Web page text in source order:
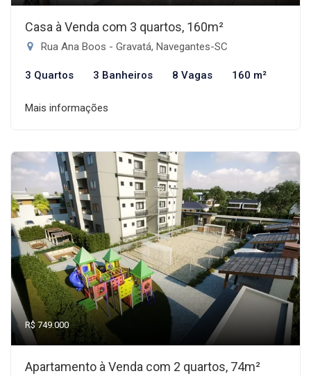
Casa à Venda com 3 quartos, 160m²
Rua Ana Boos - Gravatá, Navegantes-SC
3 Quartos 3 Banheiros 8 Vagas 160 m²
Mais informações
R$ 749.000
Apartamento à Venda com 2 quartos, 74m²